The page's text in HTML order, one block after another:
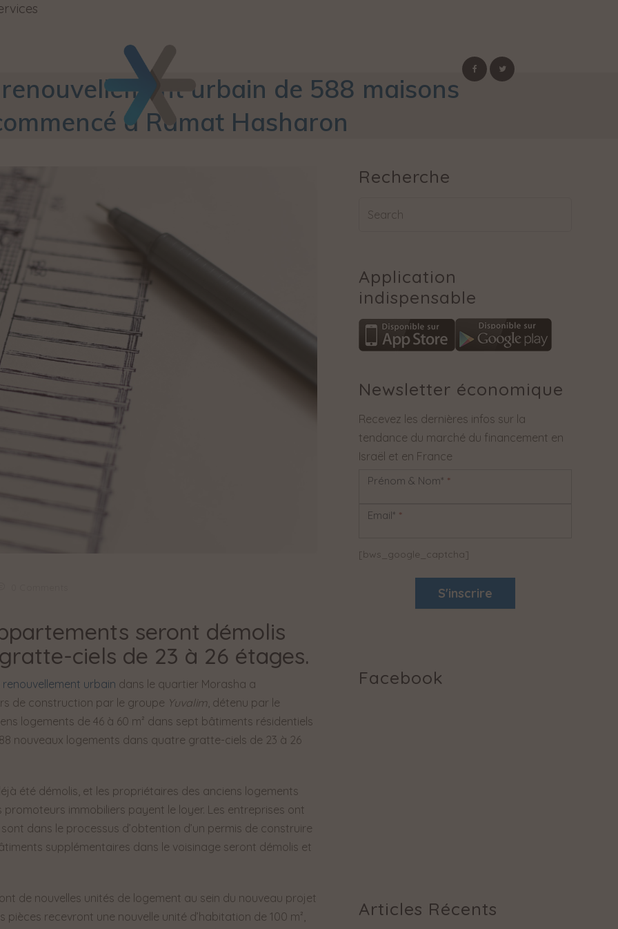
urbain de 588 maisons
à Ramat Hasharon
seront démolis
ciels de 23 à 26 étages.
renouvellement urbain dans le quartier Morasha a
de construction par le groupe Yuvalim , détenu par le
logements de 46 à 60 m² dans sept bâtiments résidentiels
nouveaux logements dans quatre gratte-ciels de 23 à 26
été démolis, et les propriétaires des anciens logements
immobiliers payent le loyer. Les entreprises ont
dans le processus d’obtention d’un permis de construire
supplémentaires dans le voisinage seront démolis et
de nouvelles unités de logement au sein du nouveau projet
recevront une nouvelle unité d’habitation de 100 m²,
Recherche
Application
indispensable
Newsletter économique
Recevez les dernières infos sur la
tendance du marché du financement en
Israël et en France
Newsletter
Prénom & Nom* *
Email* *
[bws_google_captcha]
S'inscrire
Facebook
Articles Récents